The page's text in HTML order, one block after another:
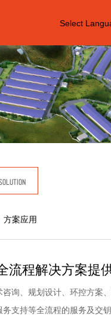
Select
方案应用
流程解决方案提
咨询、规划设计、环控方案
务支持等全流程的服务及交钥